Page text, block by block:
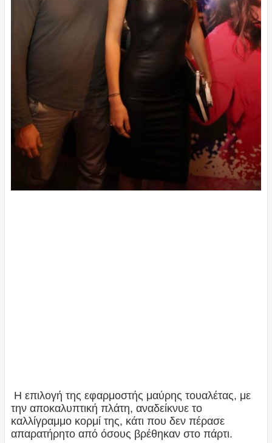
Η επιλογή της εφαρμοστής μαύρης τουαλέτας, με
την αποκαλυπτική πλάτη, αναδείκνυε το
καλλίγραμμο κορμί της, κάτι που δεν πέρασε
απαρατήρητο από όσους βρέθηκαν στο πάρτι.